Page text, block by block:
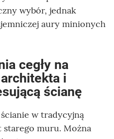
wybór, jednak
aury minionych
cegły na
i
ścianę
ścianie w tradycyjną
starego muru. Można